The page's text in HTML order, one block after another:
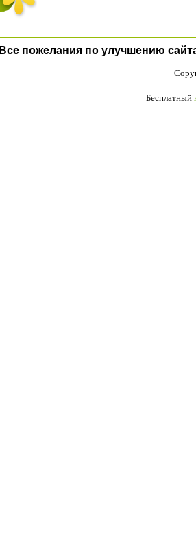
Все пожелания по улучшению
Бесплатный